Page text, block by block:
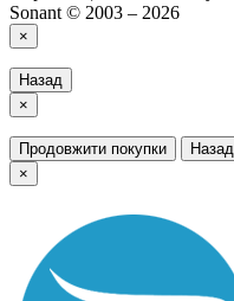
Sonant © 2003 – 2026
×
Назад
×
Продовжити покупки
Назад
×